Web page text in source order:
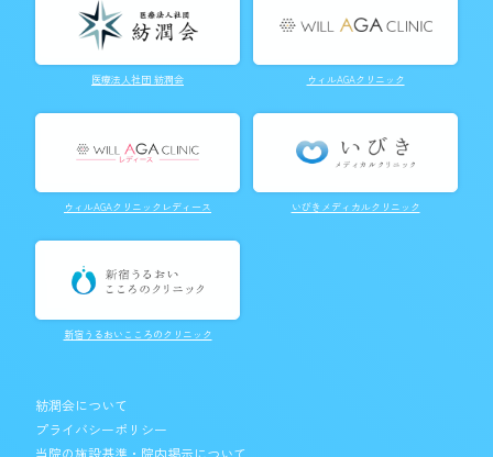
医療法人社団 紡潤会 ウィルAGAクリニック
ウィルAGAクリニックレディース いびきメディカルクリニック
新宿うるおいこころのクリニック
紡潤会について
プライバシーポリシー
当院の施設基準・院内掲示について